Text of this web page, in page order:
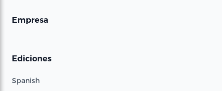
Empresa
Ediciones
Spanish